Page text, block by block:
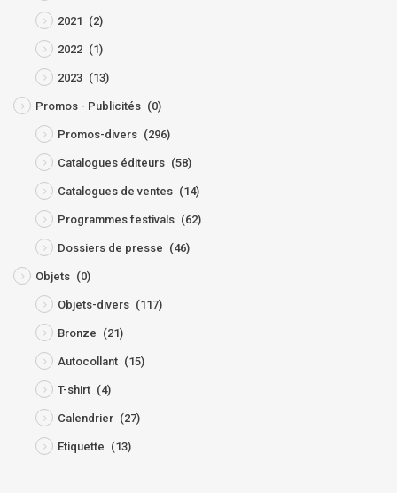
2021 (2)
2022 (1)
2023 (13)
Promos - Publicités (0)
Promos-divers (296)
Catalogues éditeurs (58)
Catalogues de ventes (14)
Programmes festivals (62)
Dossiers de presse (46)
Objets (0)
Objets-divers (117)
Bronze (21)
Autocollant (15)
T-shirt (4)
Calendrier (27)
Etiquette (13)